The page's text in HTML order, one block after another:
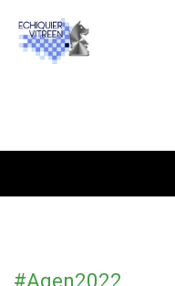
contenu
#Agen2022